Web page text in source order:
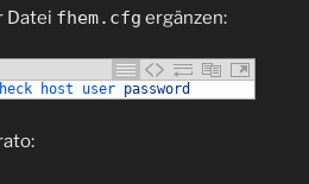
Datei fhem.cfg ergänzen:
host user password